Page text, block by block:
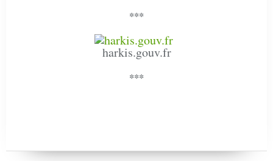
***
harkis.gouv.fr
***